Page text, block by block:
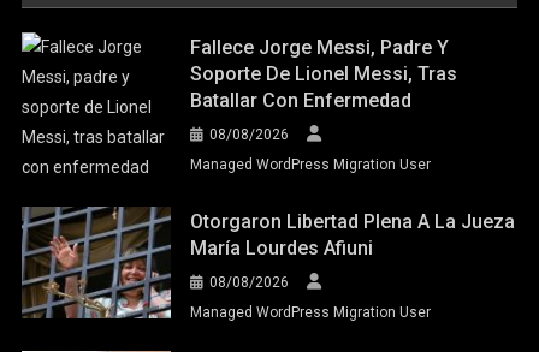
Fallece Jorge Messi, Padre Y
Soporte De Lionel Messi, Tras
Batallar Con Enfermedad
08/08/2026
Managed WordPress Migration User
Otorgaron Libertad Plena A La Jueza
María Lourdes Afiuni
08/08/2026
Managed WordPress Migration User